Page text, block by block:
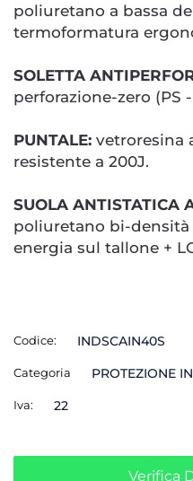
poliuretano a bassa
termoformatura
SOLETTA
perforazione-zero (PS
PUNTALE: vetroresina
resistente a 200J.
SUOLA ANTISTATICA
poliuretano bi-
energia sul tallone +
Codice: INDSCAIN40S
Categoria PROTEZIONE
Iva: 22
Verifica